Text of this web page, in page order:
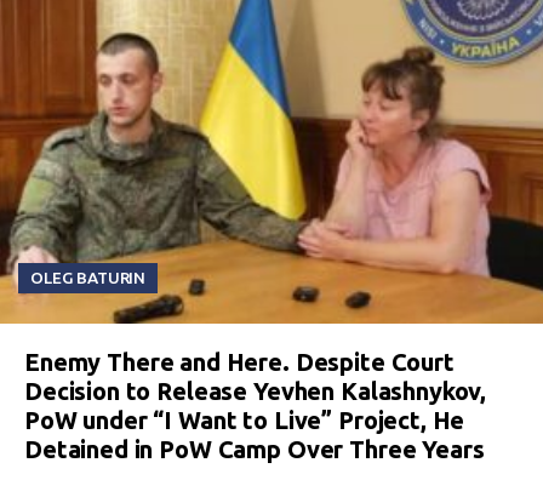
OLEG BATURIN
Enemy There and Here. Despite Court
Decision to Release Yevhen Kalashnykov,
PoW under “I Want to Live” Project, He
Detained in PoW Camp Over Three Years